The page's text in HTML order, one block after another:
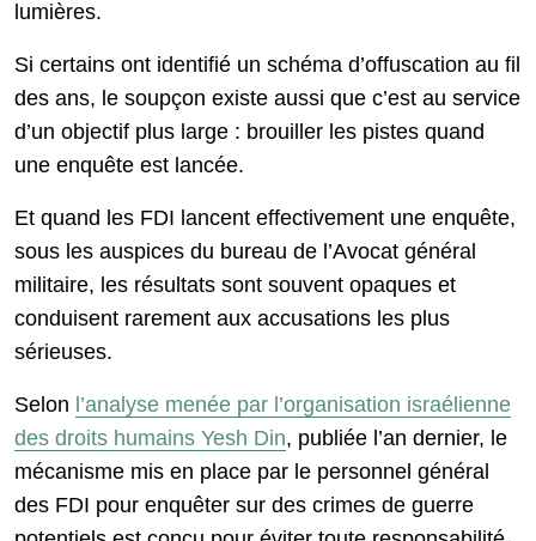
lumières.
Si certains ont identifié un schéma d’offuscation au fil
des ans, le soupçon existe aussi que c’est au service
d’un objectif plus large : brouiller les pistes quand
une enquête est lancée.
Et quand les FDI lancent effectivement une enquête,
sous les auspices du bureau de l’Avocat général
militaire, les résultats sont souvent opaques et
conduisent rarement aux accusations les plus
sérieuses.
Selon l’analyse menée par l’organisation israélienne
des droits humains Yesh Din, publiée l’an dernier, le
mécanisme mis en place par le personnel général
des FDI pour enquêter sur des crimes de guerre